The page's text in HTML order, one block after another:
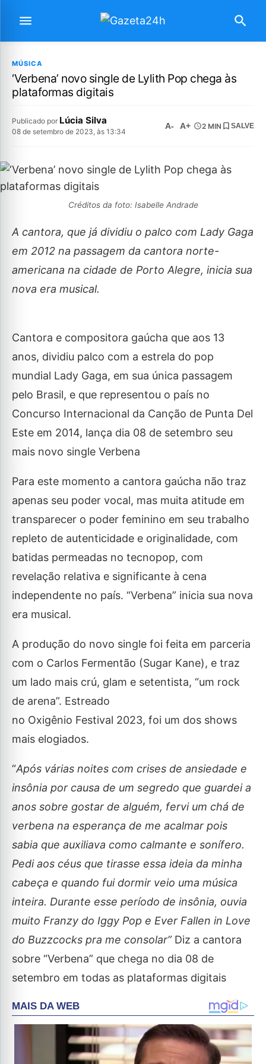
MÚSICA
‘Verbena’ novo single de Lylith Pop chega às
plataformas digitais
Publicado por Lúcia Silva
08 de setembro de 2023, às 13:34
A- A+ 2 MIN SALVE
Créditos da foto: Isabelle Andrade
A cantora, que já dividiu o palco com Lady Gaga
em 2012 na passagem da cantora norte-
americana na cidade de Porto Alegre, inicia sua
nova era musical.
Cantora e compositora gaúcha que aos 13
anos, dividiu palco com a estrela do pop
mundial Lady Gaga, em sua única passagem
pelo Brasil, e que representou o país no
Concurso Internacional da Canção de Punta Del
Este em 2014, lança dia 08 de setembro seu
mais novo single Verbena
Para este momento a cantora gaúcha não traz
apenas seu poder vocal, mas muita atitude em
transparecer o poder feminino em seu trabalho
repleto de autenticidade e originalidade, com
batidas permeadas no tecnopop, com
revelação relativa e significante à cena
independente no país. “Verbena” inicia sua nova
era musical.
A produção do novo single foi feita em parceria
com o Carlos Fermentão (Sugar Kane), e traz
um lado mais crú, glam e setentista, “um rock
de arena”. Estreado
no Oxigênio Festival 2023, foi um dos shows
mais elogiados.
“Após várias noites com crises de ansiedade e
insônia por causa de um segredo que guardei a
anos sobre gostar de alguém, fervi um chá de
verbena na esperança de me acalmar pois
sabia que auxiliava como calmante e sonífero.
Pedi aos céus que tirasse essa ideia da minha
cabeça e quando fui dormir veio uma música
inteira. Durante esse período de insônia, ouvia
muito Franzy do Iggy Pop e Ever Fallen in Love
do Buzzcocks pra me consolar” Diz a cantora
sobre “Verbena” que chega no dia 08 de
setembro em todas as plataformas digitais